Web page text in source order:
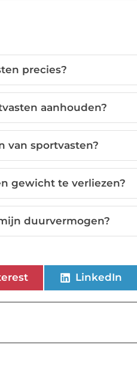
precies?
aanhouden?
van sportvasten?
gewicht te verliezen?
duurvermogen?
LinkedIn